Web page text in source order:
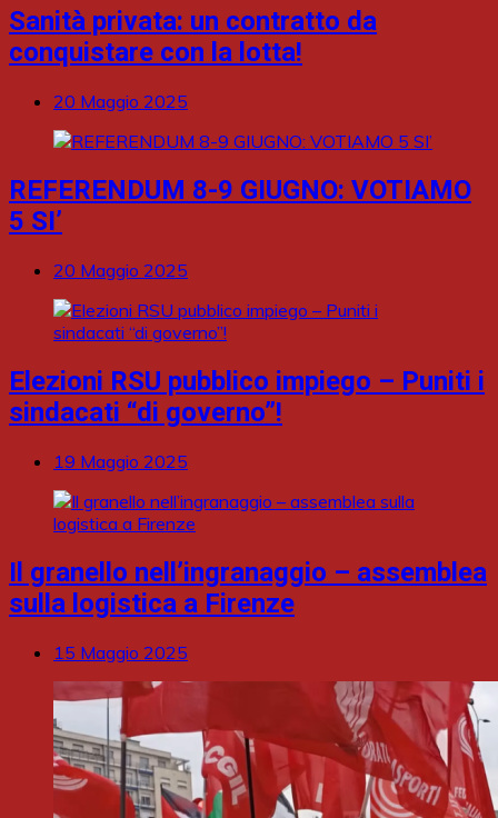
Sanità privata: un contratto da
conquistare con la lotta!
20 Maggio 2025
REFERENDUM 8-9 GIUGNO: VOTIAMO
5 SI’
20 Maggio 2025
Elezioni RSU pubblico impiego – Puniti i
sindacati “di governo”!
19 Maggio 2025
Il granello nell’ingranaggio – assemblea
sulla logistica a Firenze
15 Maggio 2025